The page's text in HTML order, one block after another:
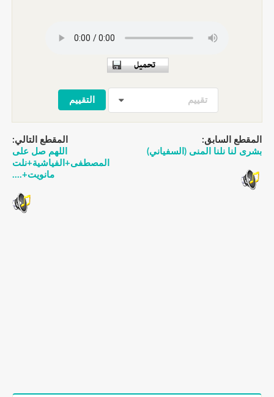
تقييم
المقطع السابق:
بشرى لنا نلنا المنى (السفياني)
المقطع التالي:
اللهم صل على
المصطفى+الفياشية+نلت
مانويت+....